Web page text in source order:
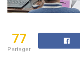
77
Partager